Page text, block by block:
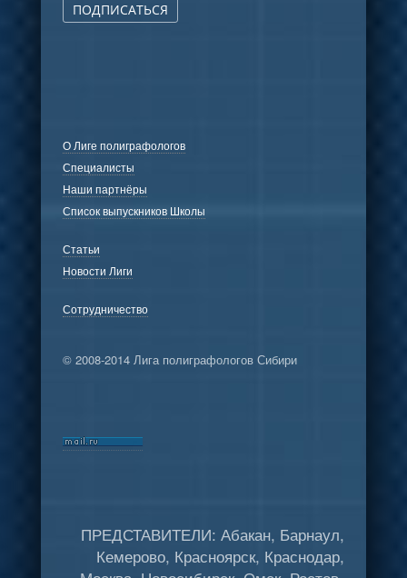
ПОДПИСАТЬСЯ
О Лиге полиграфологов
Специалисты
Наши партнёры
Список выпускников Школы
Статьи
Новости Лиги
Сотрудничество
© 2008-2014 Лига полиграфологов Сибири
ПРЕДСТАВИТЕЛИ: Абакан, Барнаул,
Кемерово, Красноярск, Краснодар,